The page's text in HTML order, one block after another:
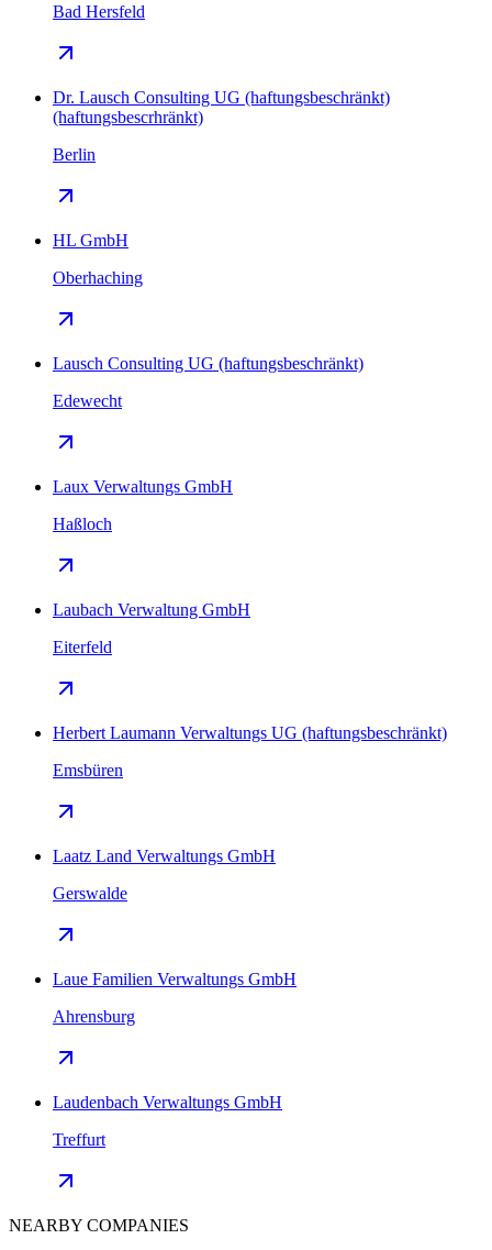
Bad Hersfeld
Dr. Lausch Consulting UG (haftungsbeschränkt)
(haftungsbescrhränkt)
Berlin
HL GmbH
Oberhaching
Lausch Consulting UG (haftungsbeschränkt)
Edewecht
Laux Verwaltungs GmbH
Haßloch
Laubach Verwaltung GmbH
Eiterfeld
Herbert Laumann Verwaltungs UG (haftungsbeschränkt)
Emsbüren
Laatz Land Verwaltungs GmbH
Gerswalde
Laue Familien Verwaltungs GmbH
Ahrensburg
Laudenbach Verwaltungs GmbH
Treffurt
NEARBY COMPANIES